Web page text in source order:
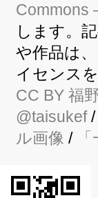
Commons
します。
や作品は
イセンス
CC BY 福
@taisukef/
ル画像 /